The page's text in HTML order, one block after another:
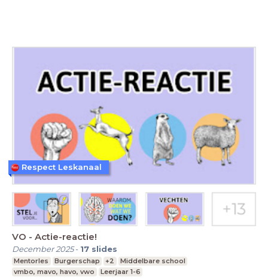
VO - Actie-reactie!
December 2025- 17 slides
Mentorles Burgerschap +2
Middelbare school
vmbo, mavo, havo, vwo
Leerjaar 1-6
Respect Leskanaal